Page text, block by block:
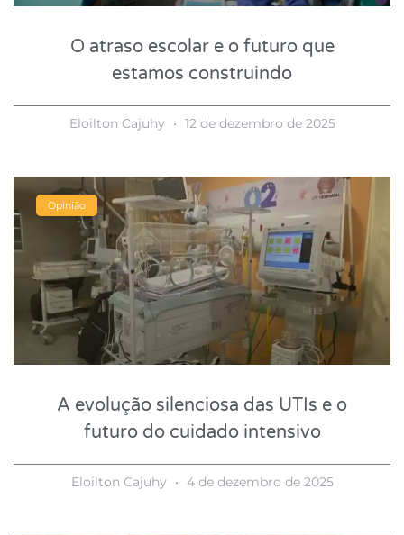
O atraso escolar e o futuro que
estamos construindo
Eloilton Cajuhy 12 de dezembro de 2025
Opinião
A evolução silenciosa das UTIs e o
futuro do cuidado intensivo
Eloilton Cajuhy 4 de dezembro de 2025